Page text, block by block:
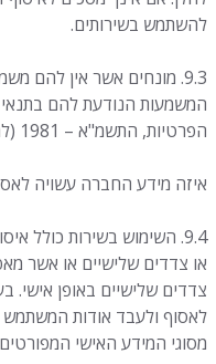
להשתמש בשירותים.
9.3. מונחים אשר אין להם
המשמעות הנודעת להם
הפרטיות, התשמ"א – 1981 (להלן: "חוק הגנת הפרטיות").
איזה מידע החברה עשויה
9.4. השימוש בשירות כולל
או צדדים שלישיים או אשר
צדדים שלישיים באופן
לאסוף ולעבד אודות המשתמש
מסוגי המידע האישי